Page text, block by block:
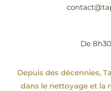
De
Depuis des décennies,
dans le nettoyage et la